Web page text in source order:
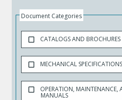
Document Categories
CATALOGS AND BROCHURES
MECHANICAL SPECIFICATIONS
OPERATION, MAINTENANCE,
MANUALS